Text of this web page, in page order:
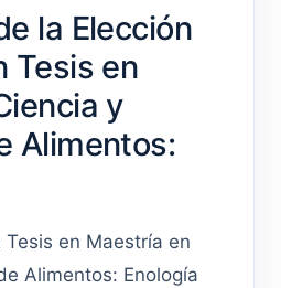
la Elección
Tesis en
y
Alimentos:
en Maestría en
Alimentos: Enología